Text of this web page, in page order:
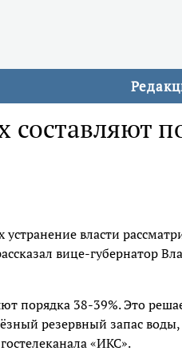
составляют
устранение власти
вице-губернатор
порядка 38-39%. Это
резервный запас воды,
«ИКС».